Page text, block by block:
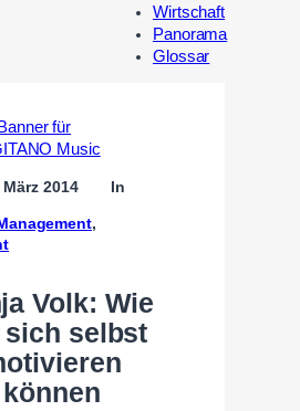
Wirtschaft
Panorama
Glossar
März 2014 In
Volk: Wie
sich selbst
können